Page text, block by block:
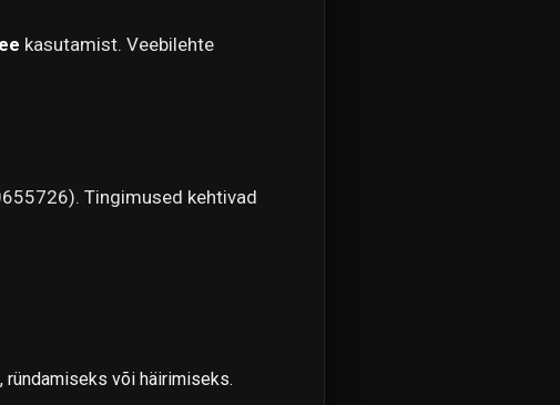
kasutamist. Veebilehte
Tingimused kehtivad
või häirimiseks.